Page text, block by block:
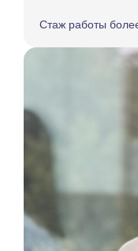
Стаж работы